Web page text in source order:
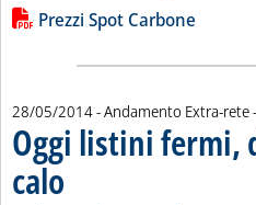
Leggi tutta la notizia: 'Prezzi
Lista allegati PDF alla
Prezzi Spot Carbone
28/05/2014- Andamento Extra-rete -
Oggi listini fermi,
calo . Sottotitolo: Andamento dei prezzi